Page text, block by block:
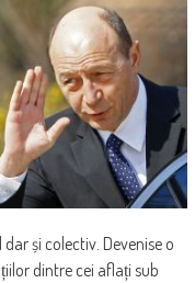
și colectiv. Devenise o
dintre cei aflați sub